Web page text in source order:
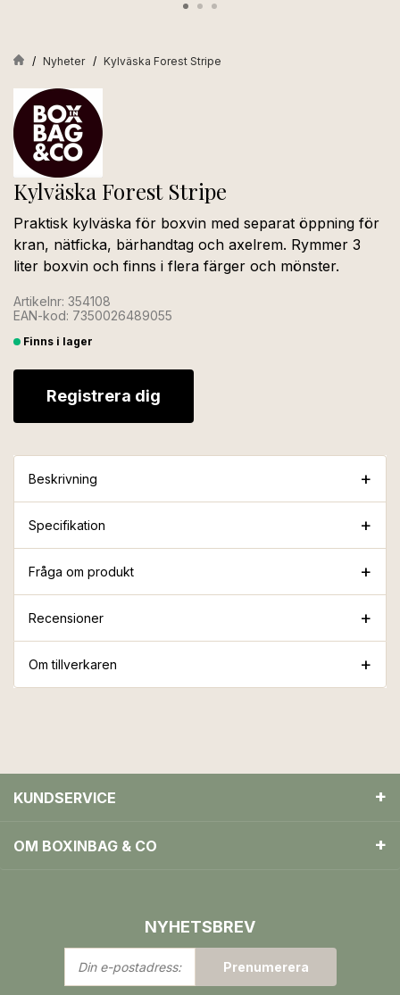
Nyheter Kylväska Forest Stripe
Kylväska Forest Stripe
Praktisk kylväska för boxvin med separat öppning för
kran, nätficka, bärhandtag och axelrem. Rymmer 3
liter boxvin och finns i flera färger och mönster.
Artikelnr: 354108
EAN-kod: 7350026489055
Finns i lager
Registrera dig
Beskrivning
Specifikation
Fråga om produkt
Recensioner
Om tillverkaren
KUNDSERVICE
OM BOXINBAG & CO
NYHETSBREV
Din
e-
Prenumerera